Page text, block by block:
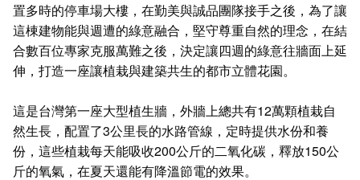
置多時的停車場大樓，在勤美與誠品團隊接手之後，為了讓
這棟建物能與週遭的綠意融合，堅守尊重自然的理念，在結
合數百位專家克服萬難之後，決定讓四週的綠意往牆面上延
伸，打造一座讓植栽與建築共生的都市立體花園。
這是台灣第一座大型植生牆，外牆上總共有12萬顆植栽自
然生長，配置了3公里長的水路管線，定時提供水份和養
份，這些植栽每天能吸收200公斤的二氧化碳，釋放150公
斤的氧氣，在夏天還能有降溫節電的效果。